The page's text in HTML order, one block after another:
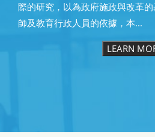
際的研究，以為政府施政與改革
師及教育行政人員的依據，本...
LEARN